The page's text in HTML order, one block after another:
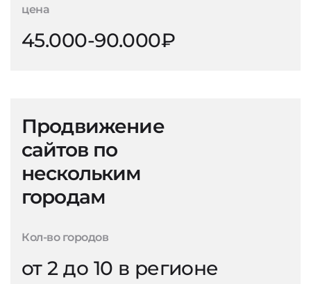
цена
45.000-90.000₽
Продвижение
сайтов по
нескольким
городам
Кол-во городов
от 2 до 10 в регионе